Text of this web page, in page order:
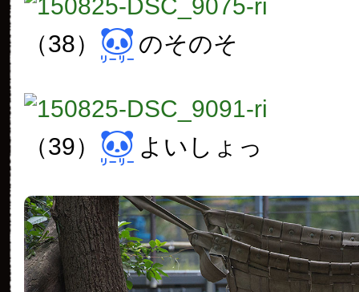
（38） のそのそ
（39） よいしょっ